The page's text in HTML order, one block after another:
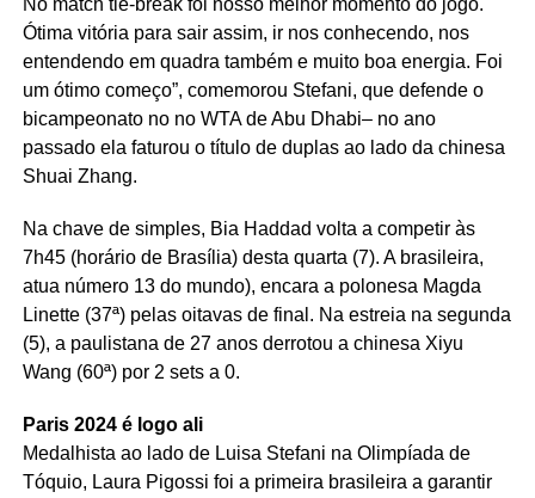
Ótima vitória para sair assim, ir nos conhecendo, nos
entendendo em quadra também e muito boa energia. Foi
um ótimo começo”, comemorou Stefani, que defende o
bicampeonato no no WTA de Abu Dhabi– no ano
passado ela faturou o título de duplas ao lado da chinesa
Shuai Zhang.
Na chave de simples, Bia Haddad volta a competir às
7h45 (horário de Brasília) desta quarta (7). A brasileira,
atua número 13 do mundo), encara a polonesa Magda
Linette (37ª) pelas oitavas de final. Na estreia na segunda
(5), a paulistana de 27 anos derrotou a chinesa Xiyu
Wang (60ª) por 2 sets a 0.
Paris 2024 é logo ali
Medalhista ao lado de Luisa Stefani na Olimpíada de
Tóquio, Laura Pigossi foi a primeira brasileira a garantir